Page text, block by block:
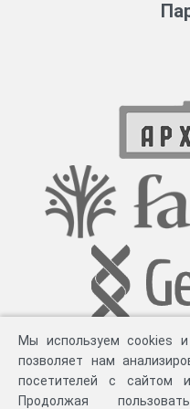
Мы используем cookies и
позволяет нам
посетителей с сайтом
Продолжая